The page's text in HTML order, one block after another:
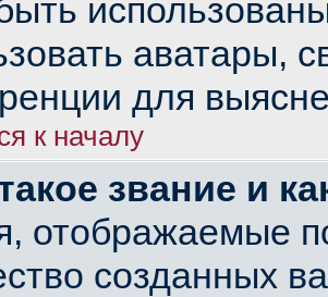
аватары,
для
к началу
звание и
отображаемые
созданных